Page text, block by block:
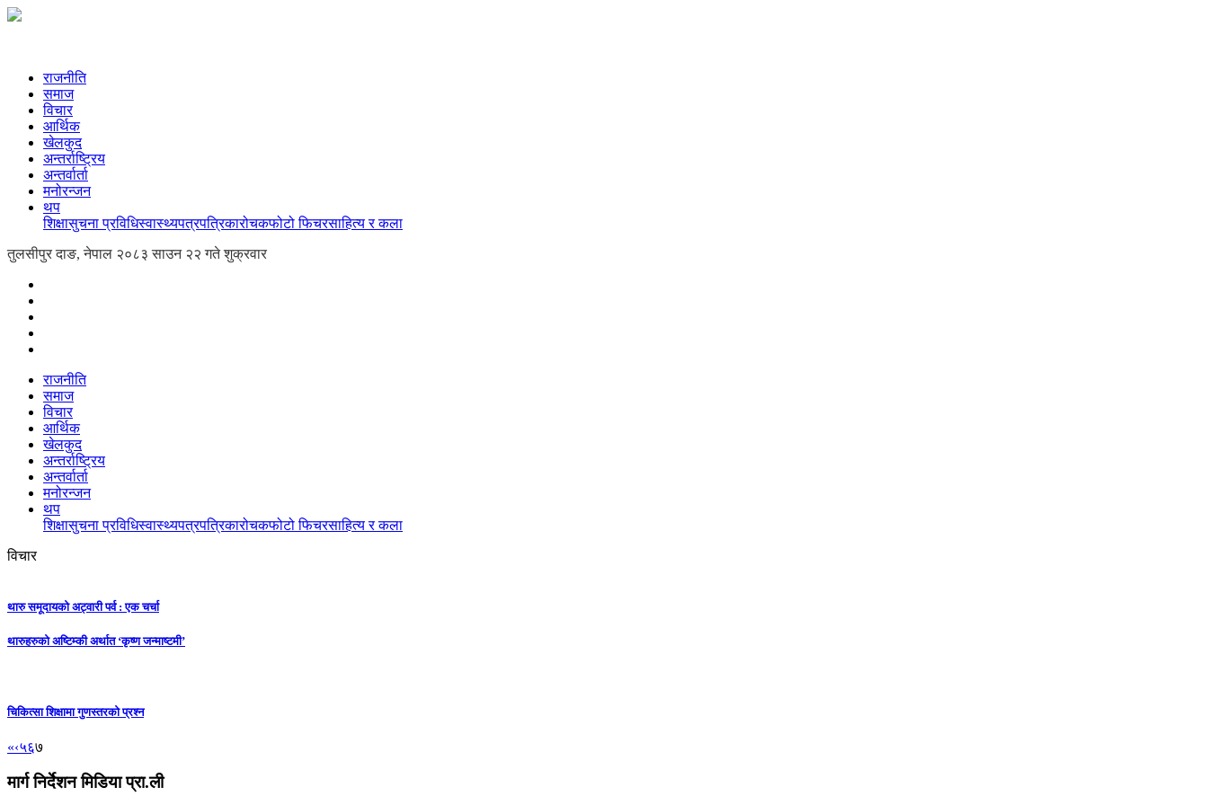
राजनीति
समाज
विचार
आर्थिक
खेलकुद
अन्तर्राष्ट्रिय
अन्तर्वार्ता
मनोरन्जन
थप
शिक्षासुचना प्रविधिस्वास्थ्यपत्रपत्रिकारोचकफोटो फिचरसाहित्य र कला
तुलसीपुर दाङ, नेपाल २०८३ साउन २२ गते शुक्रवार
राजनीति
समाज
विचार
आर्थिक
खेलकुद
अन्तर्राष्ट्रिय
अन्तर्वार्ता
मनोरन्जन
थप
शिक्षासुचना प्रविधिस्वास्थ्यपत्रपत्रिकारोचकफोटो फिचरसाहित्य र कला
विचार
थारु समूदायको अट्वारी पर्व : एक चर्चा
थारुहरुको अष्टिम्की अर्थात ‘कृष्ण जन्माष्टमी’
चिकित्सा शिक्षामा गुणस्तरको प्रश्न
«‹५६७
मार्ग निर्देशन मिडिया प्रा.ली